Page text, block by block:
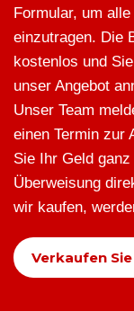
Formular, um
einzutragen. Die
kostenlos und
unser Angebot
Unser Team
einen Termin zur
Sie Ihr Geld
Überweisung
wir kaufen,
Verkaufen